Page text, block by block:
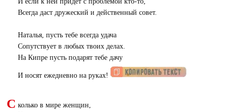
Всегда даст дружеский и действенный совет.
Наталья, пусть тебе всегда удача
Сопутствует в любых твоих делах.
На Кипре пусть подарят тебе дачу
И носят ежедневно на руках!
С колько в мире женщин,